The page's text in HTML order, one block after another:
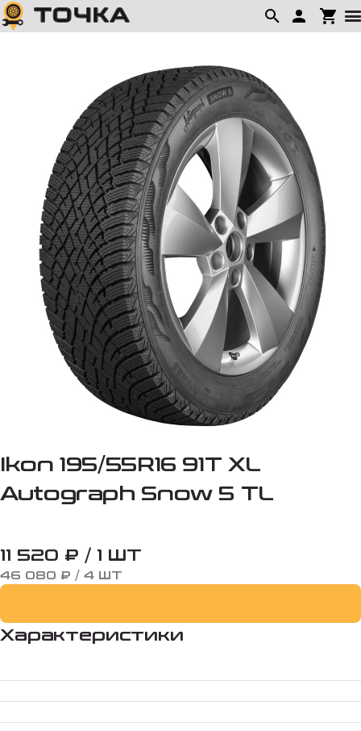
Ikon 195/55R16 91T XL
Autograph Snow 5 TL
11 520 ₽ / 1 ШТ
46 080 ₽ / 4 ШТ
Характеристики